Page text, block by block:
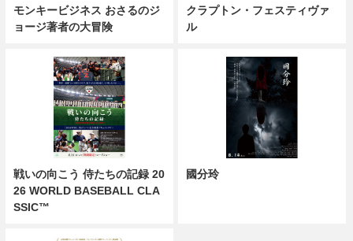
モンキービジネス おさるのジ
ョージ著者の大冒険
クラプトン・フェスティヴァ
ル
戦いの向こう 侍たちの記録 20
26 WORLD BASEBALL CLA
SSIC™
國分玲